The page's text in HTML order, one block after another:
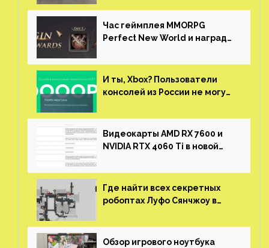
китайской таможни
Час геймплея MMORPG
Perfect New World и награды
И ты, Xbox? Пользователи
консолей из России не могут
Видеокарты AMD RX 7600 и
NVIDIA RTX 4060 Ti в новой
Где найти всех секретных
робоптах Луфо Сянчжоу в
Обзор игрового ноутбука